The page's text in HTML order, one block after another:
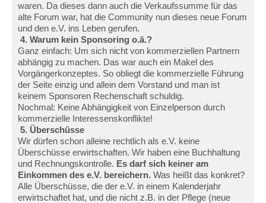
waren. Da dieses dann auch die Verkaufssumme für das
alte Forum war, hat die Community nun dieses neue Forum
und den e.V. ins Leben gerufen.
4. Warum kein Sponsoring o.ä.?
Ganz einfach: Um sich nicht von kommerziellen Partnern
abhängig zu machen. Das war auch ein Makel des
Vorgängerkonzeptes. So obliegt die kommerzielle Führung
der Seite einzig und allein dem Vorstand und man ist
keinem Sponsoren Rechenschaft schuldig.
Nochmal: Keine Abhängigkeit von Einzelperson durch
kommerzielle Interessenskonflikte!
5. Überschüsse
Wir dürfen schon alleine rechtlich als e.V. keine
Überschüsse erwirtschaften. Wir haben eine Buchhaltung
und Rechnungskontrolle. Es darf sich keiner am
Einkommen des e.V. bereichern. Was heißt das konkret?
Alle Überschüsse, die der e.V. in einem Kalenderjahr
erwirtschaftet hat, und die nicht z.B. in der Pflege (neue